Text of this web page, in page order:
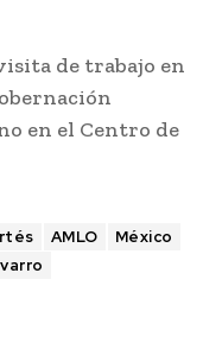
de trabajo en
en el Centro de
AMLO
México